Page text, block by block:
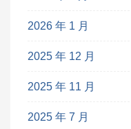
2026 年 1 月
2025 年 12 月
2025 年 11 月
2025 年 7 月